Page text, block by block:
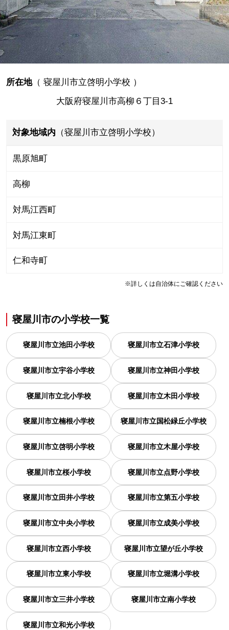
所在地（ 寝屋川市立啓明小学校 ）
大阪府寝屋川市高柳６丁目3-1
対象地域内 （寝屋川市立啓明小学校）
黒原旭町
高柳
対馬江西町
対馬江東町
仁和寺町
※詳しくは自治体にご確認ください
寝屋川市の小学校一覧
寝屋川市立池田小学校 寝屋川市立石津小学校
寝屋川市立宇谷小学校 寝屋川市立神田小学校
寝屋川市立北小学校 寝屋川市立木田小学校
寝屋川市立楠根小学校 寝屋川市立国松緑丘小学校
寝屋川市立啓明小学校 寝屋川市立木屋小学校
寝屋川市立桜小学校 寝屋川市立点野小学校
寝屋川市立田井小学校 寝屋川市立第五小学校
寝屋川市立中央小学校 寝屋川市立成美小学校
寝屋川市立西小学校 寝屋川市立望が丘小学校
寝屋川市立東小学校 寝屋川市立堀溝小学校
寝屋川市立三井小学校 寝屋川市立南小学校
寝屋川市立和光小学校